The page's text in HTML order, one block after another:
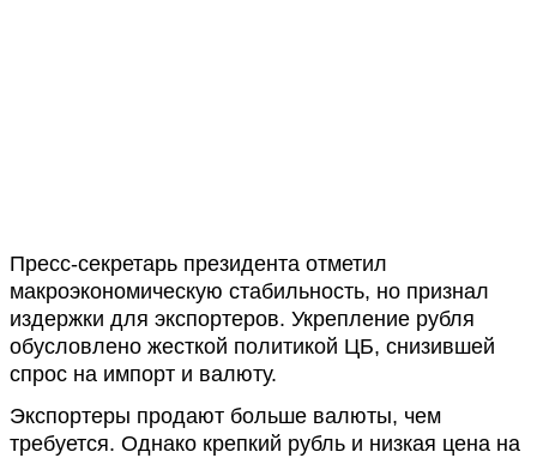
Пресс-секретарь президента отметил
макроэкономическую стабильность, но признал
издержки для экспортеров. Укрепление рубля
обусловлено жесткой политикой ЦБ, снизившей
спрос на импорт и валюту.
Экспортеры продают больше валюты, чем
требуется. Однако крепкий рубль и низкая цена на